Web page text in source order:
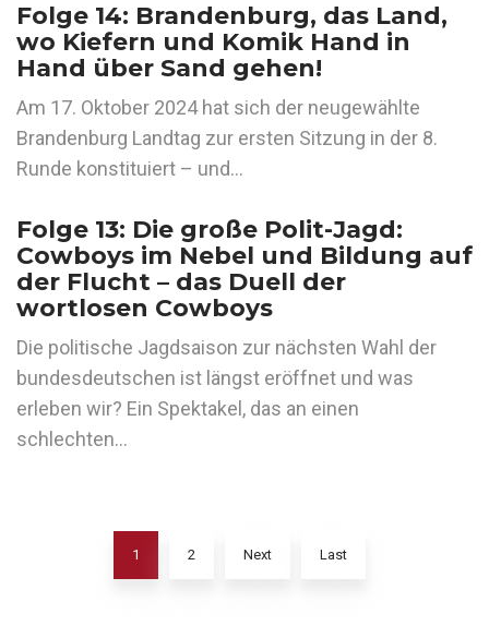
Folge 14: Brandenburg, das Land,
wo Kiefern und Komik Hand in
Hand über Sand gehen!
Am 17. Oktober 2024 hat sich der neugewählte
Brandenburg Landtag zur ersten Sitzung in der 8.
Runde konstituiert – und…
Folge 13: Die große Polit-Jagd:
Cowboys im Nebel und Bildung auf
der Flucht – das Duell der
wortlosen Cowboys
Die politische Jagdsaison zur nächsten Wahl der
bundesdeutschen ist längst eröffnet und was
erleben wir? Ein Spektakel, das an einen
schlechten…
1 2 Next Last